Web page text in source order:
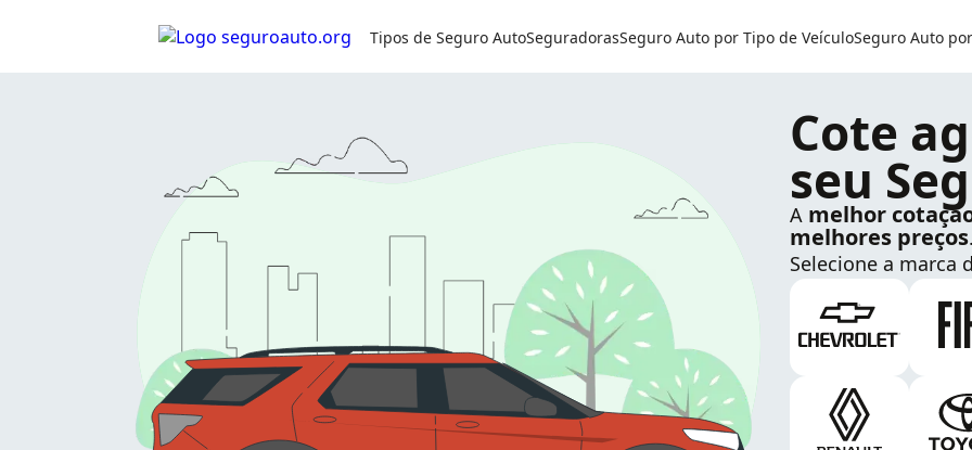
0800 591 8084
Tipos de Seguro AutoSeguradorasSeguro Auto por Tipo de VeículoSeguro Auto
Cote
seu
A melhor
melhores preços
Selecione a marca